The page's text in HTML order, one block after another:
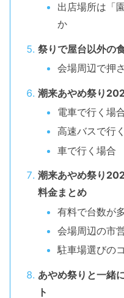
出店場所は「
か
祭りで屋台以外の
会場周辺で押
潮来あやめ祭り
電車で行く場
高速バスで行
車で行く場合
潮来あやめ祭り
料金まとめ
有料で台数が
会場周辺の市
駐車場選びの
あやめ祭りと一緒
ト